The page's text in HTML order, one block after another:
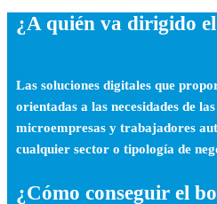
¿A quién va dirigido
Las soluciones digitales que
orientadas a las necesidades de
microempresas y trabajadores
cualquier sector o tipología de
¿Cómo conseguir el